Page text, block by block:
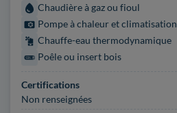
Chaudière à gaz ou fioul
Pompe à chaleur et climatisation
Chauffe-eau thermodynamique
Poêle ou insert bois
Certifications
Non renseignées